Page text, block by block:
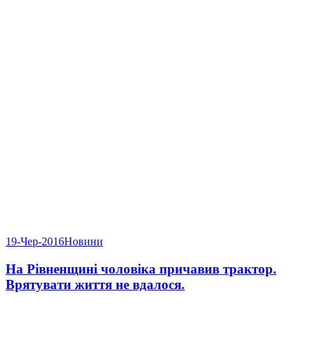
19-Чер-2016Новини
На Рівненщині чоловіка причавив трактор.
Врятувати життя не вдалося.